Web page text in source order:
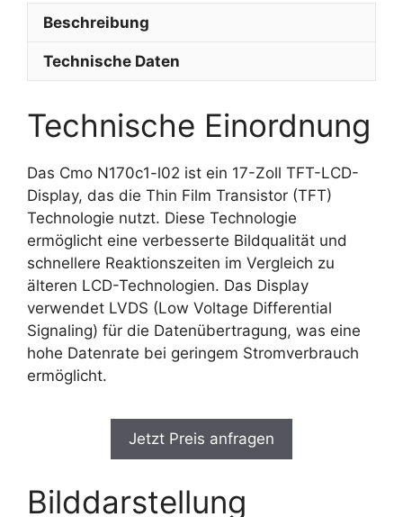
Beschreibung
Technische Daten
Technische Einordnung
Das Cmo N170c1-l02 ist ein 17-Zoll TFT-LCD-
Display, das die Thin Film Transistor (TFT)
Technologie nutzt. Diese Technologie
ermöglicht eine verbesserte Bildqualität und
schnellere Reaktionszeiten im Vergleich zu
älteren LCD-Technologien. Das Display
verwendet LVDS (Low Voltage Differential
Signaling) für die Datenübertragung, was eine
hohe Datenrate bei geringem Stromverbrauch
ermöglicht.
Jetzt Preis anfragen
Bilddarstellung